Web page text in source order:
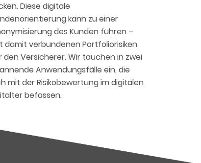
Diese digitale
kann zu einer
des Kunden führen –
damit verbundenen Portfoliorisiken
den Versicherer. Wir tauchen in zwei
Anwendungsfälle ein, die
mit der Risikobewertung im digitalen
befassen.